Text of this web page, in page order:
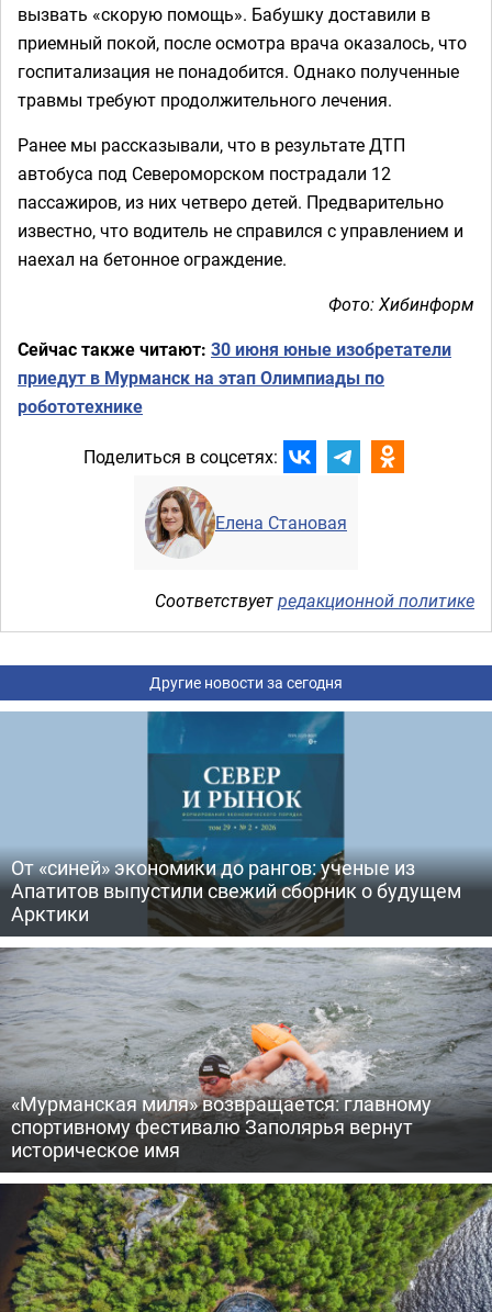
вызвать «скорую помощь». Бабушку доставили в
приемный покой, после осмотра врача оказалось, что
госпитализация не понадобится. Однако полученные
травмы требуют продолжительного лечения.
Ранее мы рассказывали, что в результате ДТП
автобуса под Североморском пострадали 12
пассажиров, из них четверо детей. Предварительно
известно, что водитель не справился с управлением и
наехал на бетонное ограждение.
Фото: Хибинформ
Сейчас также читают: 30 июня юные изобретатели
приедут в Мурманск на этап Олимпиады по
робототехнике
Поделиться в соцсетях:
Елена Становая
Соответствуетредакционной политике
Другие новости за сегодня
От «синей» экономики до рангов: ученые из
Апатитов выпустили свежий сборник о будущем
Арктики
«Мурманская миля» возвращается: главному
спортивному фестивалю Заполярья вернут
историческое имя